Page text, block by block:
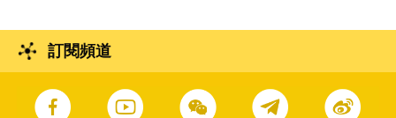
訂閱頻道